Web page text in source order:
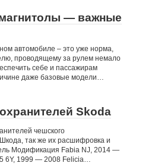
— важные
автомобиле – это уже норма,
проводящему за рулем немало
себе и пассажирам
даже базовые модели…
Skoda
чешского
так же их расшифровка и
Модификация Fabia NJ, 2014 —
6Y, 1999 — 2008 Felicia…